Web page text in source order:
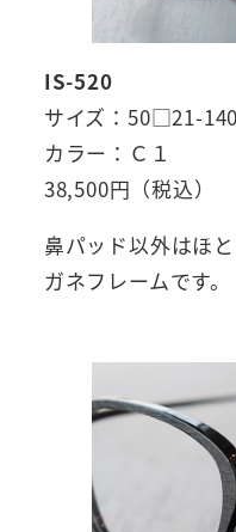
IS-520
サイズ：50□21-140
カラー：Ｃ１
38,500円（税込）
鼻パッド以外はほ
ガネフレームです。